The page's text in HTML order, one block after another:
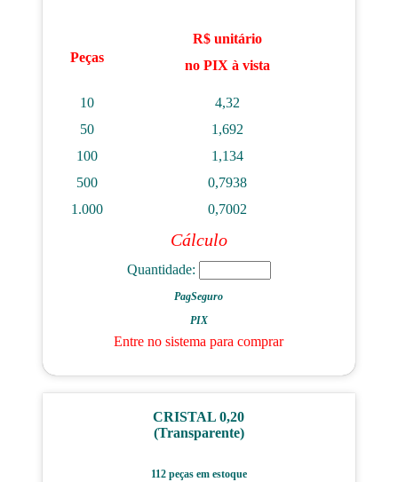
Peças
R$ unitário
no PIX à vista
10
4,32
50
1,692
100
1,134
500
0,7938
1.000
0,7002
Cálculo
Quantidade:
PagSeguro
PIX
Entre no sistema para comprar
CRISTAL 0,20
(Transparente)
112 peças em estoque